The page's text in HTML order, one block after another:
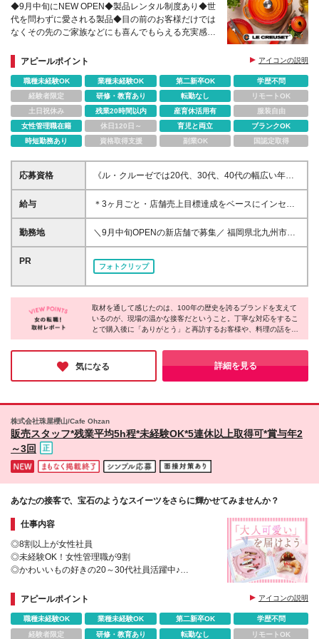
◆9月中旬にNEW OPEN◆製品レンタル制度あり◆世
代を問わずに愛される製品◆目の前のお客様だけでは
なくその先のご家族などにも喜んでもらえる充実感あ
アピールポイント
アイコンの説明
職種未経験OK 業種未経験OK 第二新卒OK
学歴不問
経験者限定
研修・教育あり 転勤なし
リモートOK
土日祝休み
残業20時間以内 産育休活用有
服装自由
女性管理職在籍
休日120日～ 育児と両立
ブランクOK
時短勤務あり
資格取得支援 副業OK 国認定取得
応募資格
《ル・クルーゼでは20代、30代、40代の幅広い年代
のスタッフが活躍中》 ◇学歴不問 ◇接客、販売、営
業などお客様対応の経験をお持ちの方 ≪こんな方は
分のアイデアで売場を工夫したい方 ◇オープニング
メンバーとして働きたい方 ◇年齢を重ねても安心し
給与
＊3ヶ月ごと・店舗売上目標達成をベースにインセン
ティブ支給あり ＊中には1回あたりの支給で34万円以
上のインセンティブをもらったスタッフも！ 月給25
齢、経験、能力を考慮の上、優遇いたします。待遇条
浅い方も歓迎いたします！ ※残業代は実労働時間に応
じて全額別途支給いたします。
勤務地
＼9月中旬OPENの新店舗で募集／ 福岡県北九州市八
幡東区東田4-1-1 ジ アウトレット北九州 ※別店舗で
の研修を調整中です。詳しくは面接時にお聞きくださ
い。 ※9/1入社予定です。（入社日は応相談） (変更の
範囲)上記を除く当社関連勤務地
PR
フォトクリップ
取材を通して感じたのは、100年の歴史を誇るブランドを支えて
いるのが、現場の温かな接客だということ。丁寧な対応をするこ
とで購入後に「ありがとう」と再訪するお客様や、料理の話を共
有しに来る方がいるなど、関係が続いていく接客が根付いていま
す。働いていくうちにブランドのファンになるスタッフも多く、
だからこそ心の通う提案ができるのだと実感しました！
気になる 詳細を見る
株式会社珠屋櫻山/Cafe Ohzan
販売スタッフ*残業平均5h程*未経験OK*5連休以上取得可*賞与年2
～3回
あなたの接客で、宝石のようなスイーツをさらに輝かせてみませんか？
仕事内容
◎8割以上が女性社員
◎未経験OK！女性管理職が9割
◎かわいいもの好きの20～30代社員活躍中♪
◎ヒルナンデス！でも紹介！SNSでも話題のスイーツ
ブランド♪
アピールポイント アイコンの説明
職種未経験OK 業種未経験OK 第二新卒OK
学歴不問
経験者限定
研修・教育あり 転勤なし
リモートOK